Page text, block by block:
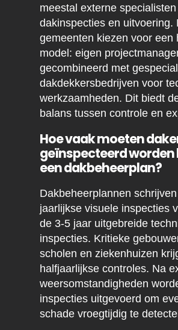
meestal externe
dakinspecties en uitvoering.
gemeenten kiezen voor een
model: eigen
gecombineerd met
dakdekkersbedrijven voor
werkzaamheden. Dit biedt
balans tussen controle en
Hoe vaak moeten
geïnspecteerd worden
een dakbeheerplan?
Dakbeheerplannen schrijven
jaarlijkse visuele inspecties
de 3-5 jaar uitgebreide
inspecties. Kritieke
scholen en ziekenhuizen
halfjaarlijkse controles. Na
weersomstandigheden
inspecties uitgevoerd om
schade vroegtijdig te